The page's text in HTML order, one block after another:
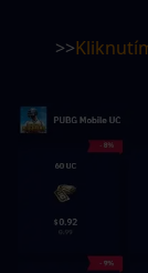
>>